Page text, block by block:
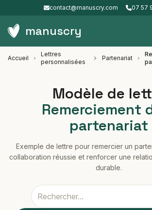
contact@manuscry.com 07 57
manuscry
Accueil
Lettres
personnalisées
Partenariat
Modèle de
Remerciement
partenariat
Exemple de lettre pour remercier un
collaboration réussie et renforcer une
durable.